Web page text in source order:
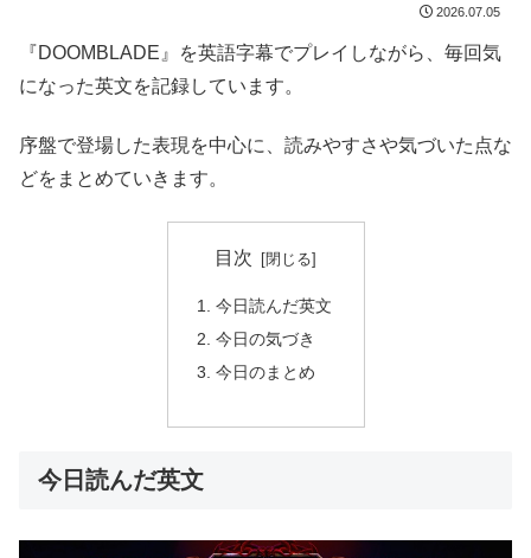
2026.07.05
『DOOMBLADE』を英語字幕でプレイしながら、毎回気
になった英文を記録しています。
序盤で登場した表現を中心に、読みやすさや気づいた点な
どをまとめていきます。
目次
今日読んだ英文
今日の気づき
今日のまとめ
今日読んだ英文